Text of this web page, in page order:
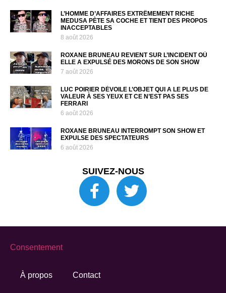
L’HOMME D’AFFAIRES EXTRÊMEMENT RICHE
MEDUSA PÈTE SA COCHE ET TIENT DES PROPOS
INACCEPTABLES
8 août 2026
ROXANE BRUNEAU REVIENT SUR L’INCIDENT OÙ
ELLE A EXPULSÉ DES MORONS DE SON SHOW
7 août 2026
LUC POIRIER DÉVOILE L’OBJET QUI A LE PLUS DE
VALEUR À SES YEUX ET CE N’EST PAS SES
FERRARI
6 août 2026
ROXANE BRUNEAU INTERROMPT SON SHOW ET
EXPULSE DES SPECTATEURS
6 août 2026
SUIVEZ-NOUS
À propos Contact
Consentement